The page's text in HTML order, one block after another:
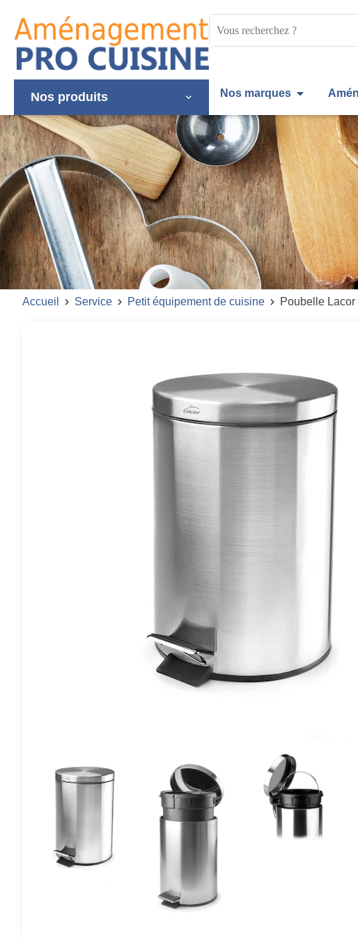
Nos produits Nos marques
Accueil Service Petit équipement de cuisine Poubelle Lacor